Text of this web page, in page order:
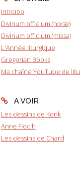
Introibo
Divinum officium (horæ)
Divinum officium (missa)
L'Année liturgique
Gregorian Books
Ma chaîne YouTube de
A VOIR
Les dessins de Konk
Anne Floc'h
Les dessins de Chard